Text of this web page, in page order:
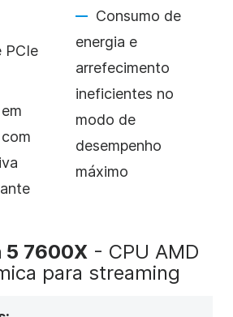
PCIe
Consumo de
energia e
arrefecimento
ineficientes no
modo de
desempenho
máximo
5 7600X - CPU AMD
para streaming